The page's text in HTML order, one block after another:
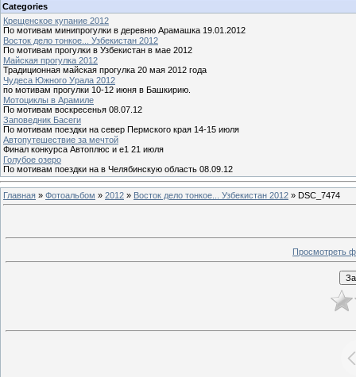
Categories
Крещенское купание 2012
По мотивам минипрогулки в деревню Арамашка 19.01.2012
Восток дело тонкое... Узбекистан 2012
По мотивам прогулки в Узбекистан в мае 2012
Майская прогулка 2012
Традиционная майская прогулка 20 мая 2012 года
Чудеса Южного Урала 2012
по мотивам прогулки 10-12 июня в Башкирию.
Мотоциклы в Арамиле
По мотивам воскресенья 08.07.12
Заповедник Басеги
По мотивам поездки на север Пермского края 14-15 июля
Автопутешествие за мечтой
Финал конкурса Автоплюс и е1 21 июля
Голубое озеро
По мотивам поездки на в Челябинскую область 08.09.12
Главная » Фотоальбом » 2012 » Восток дело тонкое... Узбекистан 2012 » DSC_7474
Просмотреть